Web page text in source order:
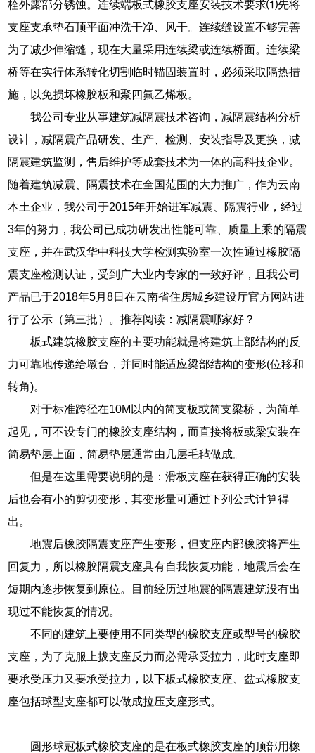
栓外露部分锈蚀。连续端板式橡胶支座安装技术要求⑴先将
支座支承垫石顶平面冲洗干净、风干。连续缝设置不够完善
为了减少伸缩缝，现在大量采用连续梁或连续桥面。连续梁
桥等在实行体系转化切割临时锚固装置时，必须采取隔热措
施，以免损坏橡胶板和聚四氟乙烯板。
我公司专业从事建筑减隔震技术咨询，减隔震结构分析
设计，减隔震产品研发、生产、检测、安装指导及更换，减
隔震建筑监测，售后维护等成套技术为一体的高科技企业。
随着建筑减震、隔震技术在全国范围的大力推广，作为云南
本土企业，我公司于2015年开始进军减震、隔震行业，经过
3年的努力，我公司已成功研发出性能可靠、质量上乘的隔震
支座，并在武汉华中科技大学检测实验室一次性通过橡胶隔
震支座检测认证，受到广大业内专家的一致好评，且我公司
产品已于2018年5月8日在云南省住房城乡建设厅官方网站进
行了公示（第三批）。推荐阅读：减隔震哪家好？
板式建筑橡胶支座的主要功能就是将建筑上部结构的反
力可靠地传递给墩台，并同时能适应梁部结构的变形(位移和
转角)。
对于标准跨径在10M以内的简支板或简支梁桥，为简单
起见，可不设专门的橡胶支座结构，而直接将板或梁安装在
简易垫层上面，简易垫层通常由几层毛毡做成。
但是在这里需要说明的是：滑板支座在获得正确的安装
后也会有小的剪切变形，其变形量可通过下列公式计算得
出。
地震后橡胶隔震支座产生变形，但支座内部橡胶将产生
回复力，所以橡胶隔震支座具有自我恢复功能，地震后会在
短期内逐步恢复到原位。目前经历过地震的隔震建筑没有出
现过不能恢复的情况。
不同的建筑上要使用不同类型的橡胶支座或型号的橡胶
支座，为了克服上拔支座反力而必需承受拉力，此时支座即
要承受压力又要承受拉力，以下板式橡胶支座、盆式橡胶支
座包括球型支座都可以做成拉压支座形式。
圆形球冠板式橡胶支座的是在板式橡胶支座的顶部用橡